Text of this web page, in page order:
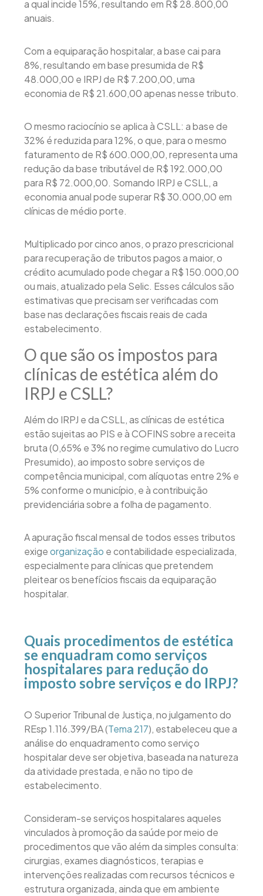
a qual incide 15%, resultando em R$ 28.800,00
anuais.
Com a equiparação hospitalar, a base cai para
8%, resultando em base presumida de R$
48.000,00 e IRPJ de R$ 7.200,00, uma
economia de R$ 21.600,00 apenas nesse tributo.
O mesmo raciocínio se aplica à CSLL: a base de
32% é reduzida para 12%, o que, para o mesmo
faturamento de R$ 600.000,00, representa uma
redução da base tributável de R$ 192.000,00
para R$ 72.000,00. Somando IRPJ e CSLL, a
economia anual pode superar R$ 30.000,00 em
clínicas de médio porte.
Multiplicado por cinco anos, o prazo prescricional
para recuperação de tributos pagos a maior, o
crédito acumulado pode chegar a R$ 150.000,00
ou mais, atualizado pela Selic. Esses cálculos são
estimativas que precisam ser verificadas com
base nas declarações fiscais reais de cada
estabelecimento.
O que são os impostos para
clínicas de estética além do
IRPJ e CSLL?
Além do IRPJ e da CSLL, as clínicas de estética
estão sujeitas ao PIS e à COFINS sobre a receita
bruta (0,65% e 3% no regime cumulativo do Lucro
Presumido), ao imposto sobre serviços de
competência municipal, com alíquotas entre 2% e
5% conforme o município, e à contribuição
previdenciária sobre a folha de pagamento.
A apuração fiscal mensal de todos esses tributos
exigeorganização e contabilidade especializada,
especialmente para clínicas que pretendem
pleitear os benefícios fiscais da equiparação
hospitalar.
Quais procedimentos de estética
se enquadram como serviços
hospitalares para redução do
imposto sobre serviços e do IRPJ?
O Superior Tribunal de Justiça, no julgamento do
REsp 1.116.399/BA (Tema 217), estabeleceu que a
análise do enquadramento como serviço
hospitalar deve ser objetiva, baseada na natureza
da atividade prestada, e não no tipo de
estabelecimento.
Consideram-se serviços hospitalares aqueles
vinculados à promoção da saúde por meio de
procedimentos que vão além da simples consulta:
cirurgias, exames diagnósticos, terapias e
intervenções realizadas com recursos técnicos e
estrutura organizada, ainda que em ambiente